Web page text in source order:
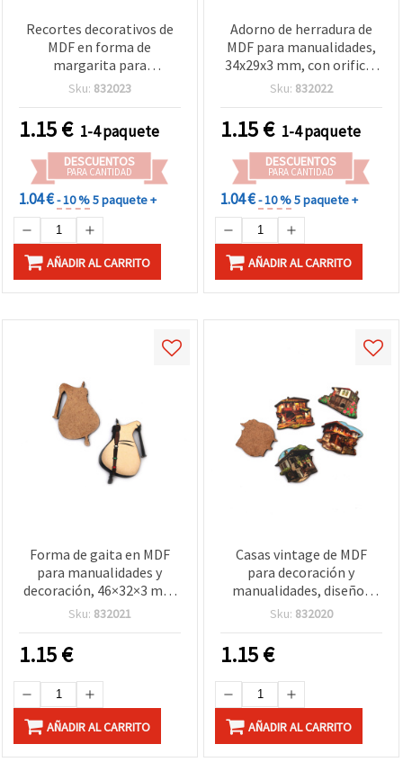
Recortes decorativos de
MDF en forma de
margarita para
manualidades, 40x23x3
Sku: 832023
1.15€ 1-4 paquete
DESCUENTOS
PARA CANTIDAD
1.04 €- 10 %5 paquete +
AÑADIR AL CARRITO
Adorno de herradura de
MDF para manualidades,
34x29x3 mm, con orificio
de 2 mm - Pack de 5 piezas
Sku: 832022
1.15€ 1-4 paquete
DESCUENTOS
PARA CANTIDAD
1.04 €- 10 %5 paquete +
AÑADIR AL CARRITO
Forma de gaita en MDF
para manualidades y
decoración, 46×32×3 mm
– Pack de 5 unidades
Sku: 832021
1.15€
AÑADIR AL CARRITO
Casas vintage de MDF
para decoración y
manualidades, diseños
mixtos, 26~33 x 35~39 mm
Sku: 832020
1.15€
AÑADIR AL CARRITO